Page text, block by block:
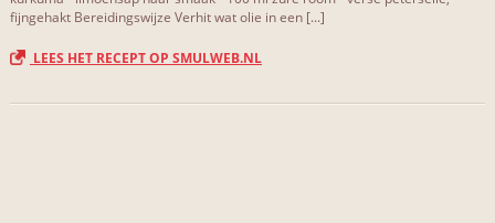
fijngehakt Bereidingswijze Verhit wat olie in een [...]
LEES HET RECEPT OP SMULWEB.NL